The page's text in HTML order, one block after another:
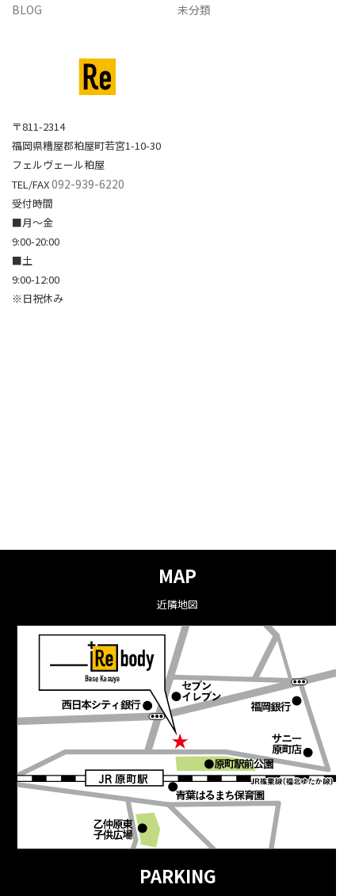
BLOG 未分類
〒811-2314
福岡県糟屋郡粕屋町若宮1-10-30
フェルヴェール粕屋
TEL/FAX092-939-6220
受付時間
■月～金
9:00-20:00
■土
9:00-12:00
※日祝休み
MAP
近隣地図
PARKING